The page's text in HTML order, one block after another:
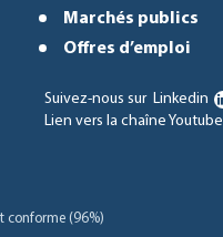
Marchés publics
Offres d’emploi
Suivez-nous sur Linkedin
Lien vers la chaîne Youtube
conforme (96%)